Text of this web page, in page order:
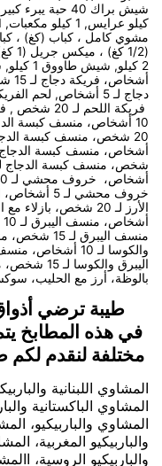
بالوظة، أرز مع الحليب،
طيبة ترضي
في هذه المطابخ
مختلفة لنقدم لكم
المشاوي اللبنانية
المشاوي الباكستانية
المشاوي والباربيكيو،
والباربيكيو المغربية،
والباربيكيو الروسية،